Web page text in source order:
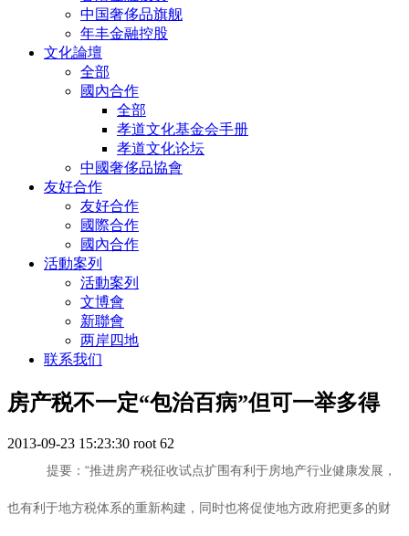
中国奢侈品旗舰
年丰金融控股
文化論壇
全部
國內合作
全部
孝道文化基金会手册
孝道文化论坛
中國奢侈品協會
友好合作
友好合作
國際合作
國內合作
活動案列
活動案列
文博會
新聯會
两岸四地
联系我们
房产税不一定“包治百病”但可一举多得
2013-09-23 15:23:30 root 62
提要：“推进房产税征收试点扩围有利于房地产行业健康发展，
也有利于地方税体系的重新构建，同时也将促使地方政府把更多的财